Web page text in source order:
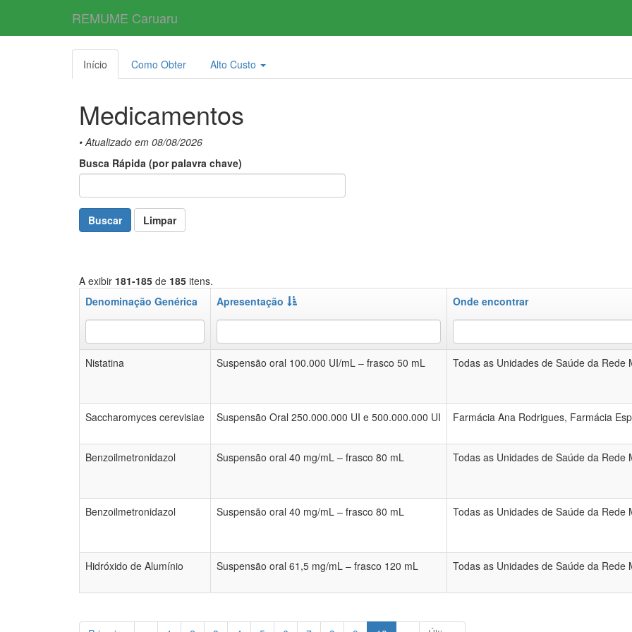
REMUME Caruaru
Início Como Obter Alto Custo
Medicamentos
• Atualizado em 08/08/2026
Busca Rápida (por palavra chave)
Buscar Limpar
A exibir 181-185 de 185 itens.
Denominação Genérica
Apresentação Onde encontrar
Nistatina Suspensão oral 100.000 UI/mL – frasco 50 mL Todas as Unidades de Saúde da Rede
Saccharomyces cerevisiae
Suspensão Oral 250.000.000 UI e 500.000.000 UI Farmácia Ana Rodrigues, Farmácia
Benzoilmetronidazol
Suspensão oral 40 mg/mL – frasco 80 mL Todas as Unidades de Saúde da Rede
Benzoilmetronidazol
Suspensão oral 40 mg/mL – frasco 80 mL Todas as Unidades de Saúde da Rede
Hidróxido de Alumínio
Suspensão oral 61,5 mg/mL – frasco 120 mL Todas as Unidades de Saúde da Rede